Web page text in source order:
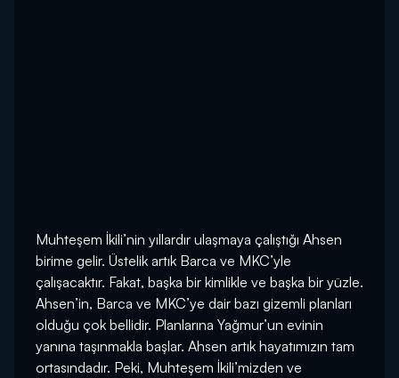
Muhteşem İkili’nin yıllardır ulaşmaya çalıştığı Ahsen
birime gelir. Üstelik artık Barca ve MKC’yle
çalışacaktır. Fakat, başka bir kimlikle ve başka bir yüzle.
Ahsen’in, Barca ve MKC’ye dair bazı gizemli planları
olduğu çok bellidir. Planlarına Yağmur’un evinin
yanına taşınmakla başlar. Ahsen artık hayatımızın tam
ortasındadır. Peki, Muhteşem İkili’mizden ve